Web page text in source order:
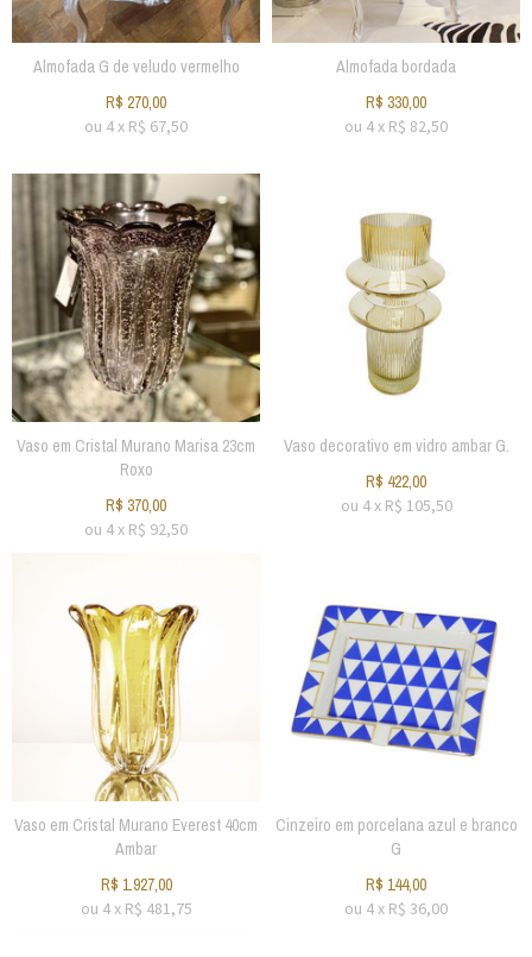
Almofada G de veludo vermelho
R$ 270,00
ou 4x R$ 67,50
Almofada bordada
R$ 330,00
ou 4x R$ 82,50
Vaso em Cristal Murano Marisa 23cm
Roxo
R$ 370,00
ou 4x R$ 92,50
Vaso decorativo em vidro ambar G.
R$ 422,00
ou 4x R$ 105,50
Vaso em Cristal Murano Everest 40cm
Ambar
R$ 1.927,00
ou 4x R$ 481,75
Cinzeiro em porcelana azul e branco
G
R$ 144,00
ou 4x R$ 36,00